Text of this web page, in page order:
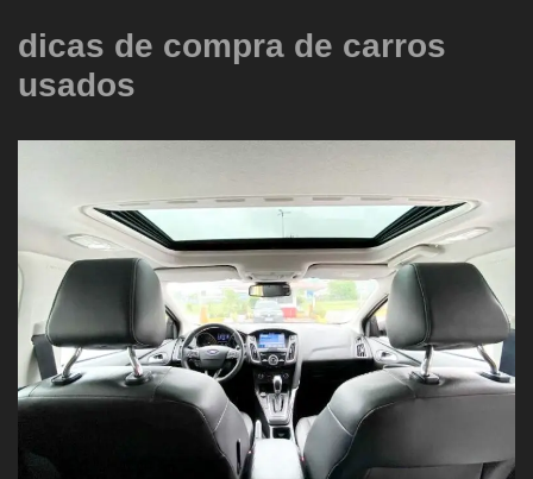
dicas de compra de carros
usados